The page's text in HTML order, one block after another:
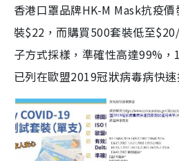
香港口罩品牌HK-M Mask抗疫
裝$22，而購買500套裝低至
子方式採樣，準確性高達99%
已列在歐盟2019冠狀病毒病快